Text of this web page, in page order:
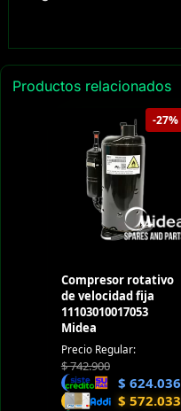
Productos relacionados
-27%
Compresor rotativo
de velocidad fija
11103010017053
Midea
Precio Regular:
$742.900
$ 624.036
$ 572.033